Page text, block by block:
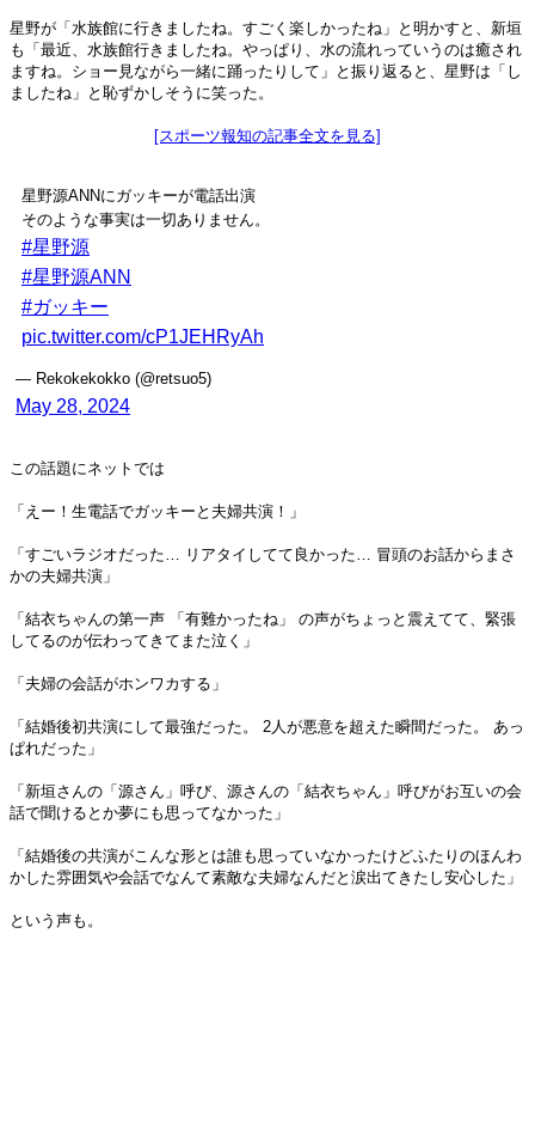
星野が「水族館に行きましたね。すごく楽しかったね」と明かすと、新垣
も「最近、水族館行きましたね。やっぱり、水の流れっていうのは癒され
ますね。ショー見ながら一緒に踊ったりして」と振り返ると、星野は「し
ましたね」と恥ずかしそうに笑った。
[スポーツ報知の記事全文を見る]
星野源ANNにガッキーが電話出演
そのような事実は一切ありません。
#星野源
#星野源ANN
#ガッキー
pic.twitter.com/cP1JEHRyAh
— Rekokekokko (@retsuo5)
May 28, 2024
この話題にネットでは
「えー！生電話でガッキーと夫婦共演！」
「すごいラジオだった… リアタイしてて良かった… 冒頭のお話からまさ
かの夫婦共演」
「結衣ちゃんの第一声 「有難かったね」 の声がちょっと震えてて、緊張
してるのが伝わってきてまた泣く」
「夫婦の会話がホンワカする」
「結婚後初共演にして最強だった。 2人が悪意を超えた瞬間だった。 あっ
ぱれだった」
「新垣さんの「源さん」呼び、源さんの「結衣ちゃん」呼びがお互いの会
話で聞けるとか夢にも思ってなかった」
「結婚後の共演がこんな形とは誰も思っていなかったけどふたりのほんわ
かした雰囲気や会話でなんて素敵な夫婦なんだと涙出てきたし安心した」
という声も。